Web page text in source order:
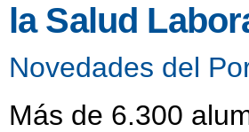
la Salud
Novedades del
Más de 6.300